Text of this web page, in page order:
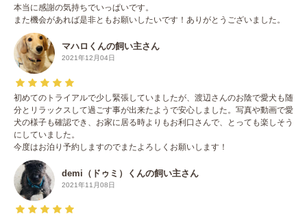
本当に感謝の気持ちでいっぱいです。
また機会があれば是非ともお願いしたいです！ありがとうございました。
マハロくんの飼い主さん
2021年12月04日
初めてのトライアルで少し緊張していましたが、渡辺さんのお陰で愛犬も随
分とリラックスして過ごす事が出来たようで安心しました。写真や動画で愛
犬の様子も確認でき、お家に居る時よりもお利口さんで、とっても楽しそう
にしていました。
今度はお泊り予約しますのでまたよろしくお願いします！
demi（ドゥミ）くんの飼い主さん
2021年11月08日